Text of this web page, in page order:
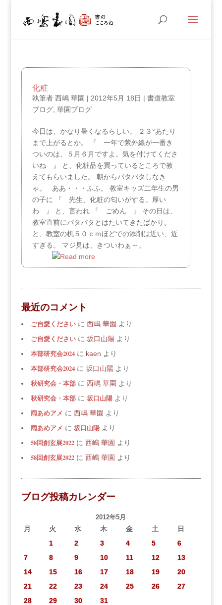
化粧
執筆者 西嶋 華園 | 2012年5月 18日 | 書道教室
ブログ, 華園ブログ
今日は、かなり暑くなるらしい。 ２３°あたり
まで上がるとか。 『 一年で紫外線が一番き
ついのは、５月６月ですよ。気を付けてくださ
いね 』 と、化粧品を買っているところで教
えてもらいました。 朝からパタパタしなき
ゃ。 ああ・・・ふふ。 教室キッズ二年生の男
の子に 『 先生、化粧の匂いがする。厚い
わ 』 と、言われ 『 ごめん 』 その日は、
教室直前にパタパタとはたいてきたばかり。
と、教室の机５０ｃｍほどでの添削は近い、近
すぎる。 マジ見は、きついわぁ～。
最近のコメント
ご自愛くださいに 西嶋 華園 より
ご自愛くださいに 坂口山陽より
本部研究会2024に kaen より
本部研究会2024に 坂口山陽より
秋研究会・本部に 西嶋 華園 より
秋研究会・本部に 坂口山陽より
雨あめアメ に 西嶋 華園 より
雨あめアメ に 坂口山陽より
58回創玄展2022に 西嶋 華園 より
58回創玄展2022に 西嶋 華園 より
ブログ投稿カレンダー
2012年5月
月 火 水 木 金 土
日
1
2 3 4 5
6
7
8 9 10 11 12
13
14
15 16 17 18 19
20
21
22 23 24 25 26
27
28
29 30 31